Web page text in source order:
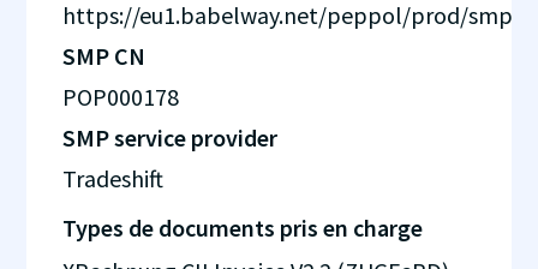
https://eu1.babelway.net/peppol/prod/smp
SMP CN
POP000178
SMP service provider
Tradeshift
Types de documents pris en charge